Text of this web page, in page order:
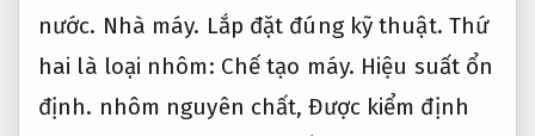
nước. Nhà máy. Lắp đặt đúng kỹ thuật. Thứ
hai là loại nhôm: Chế tạo máy. Hiệu suất ổn
định. nhôm nguyên chất,Được kiểm định